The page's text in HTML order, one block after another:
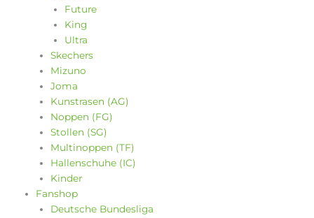
Future
King
Ultra
Skechers
Mizuno
Joma
Kunstrasen (AG)
Noppen (FG)
Stollen (SG)
Multinoppen (TF)
Hallenschuhe (IC)
Kinder
Fanshop
Deutsche Bundesliga